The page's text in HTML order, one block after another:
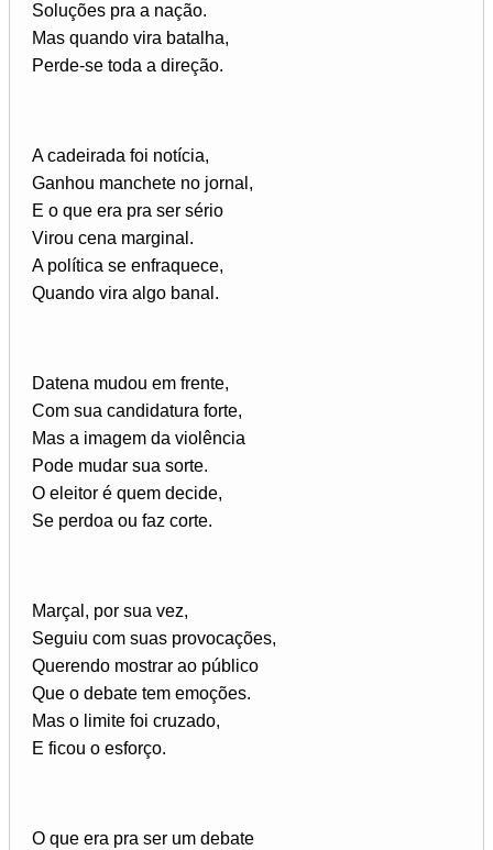
Soluções pra a nação.
Mas quando vira batalha,
Perde-se toda a direção.
A cadeirada foi notícia,
Ganhou manchete no jornal,
E o que era pra ser sério
Virou cena marginal.
A política se enfraquece,
Quando vira algo banal.
Datena mudou em frente,
Com sua candidatura forte,
Mas a imagem da violência
Pode mudar sua sorte.
O eleitor é quem decide,
Se perdoa ou faz corte.
Marçal, por sua vez,
Seguiu com suas provocações,
Querendo mostrar ao público
Que o debate tem emoções.
Mas o limite foi cruzado,
E ficou o esforço.
O que era pra ser um debate